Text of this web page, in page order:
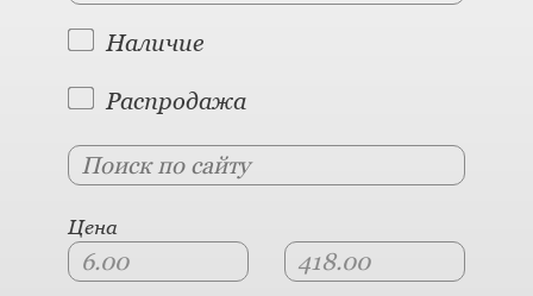
Наличие
Распродажа
Цена